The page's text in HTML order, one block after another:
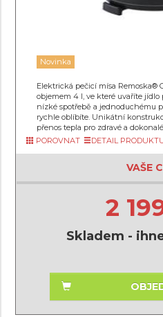
Novinka
Elektrická pečicí mísa Remoska®
objemem 4 l, ve které uvaříte jídlo
nízké spotřebě a jednoduchému
rychle oblíbíte. Unikátní
přenos tepla pro zdravé a
POROVNAT
DETAIL
VAŠE
2
Skladem -